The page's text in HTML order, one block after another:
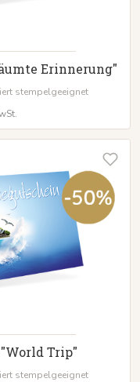
Erinnerung"
stempelgeeignet
Trip"
stempelgeeignet